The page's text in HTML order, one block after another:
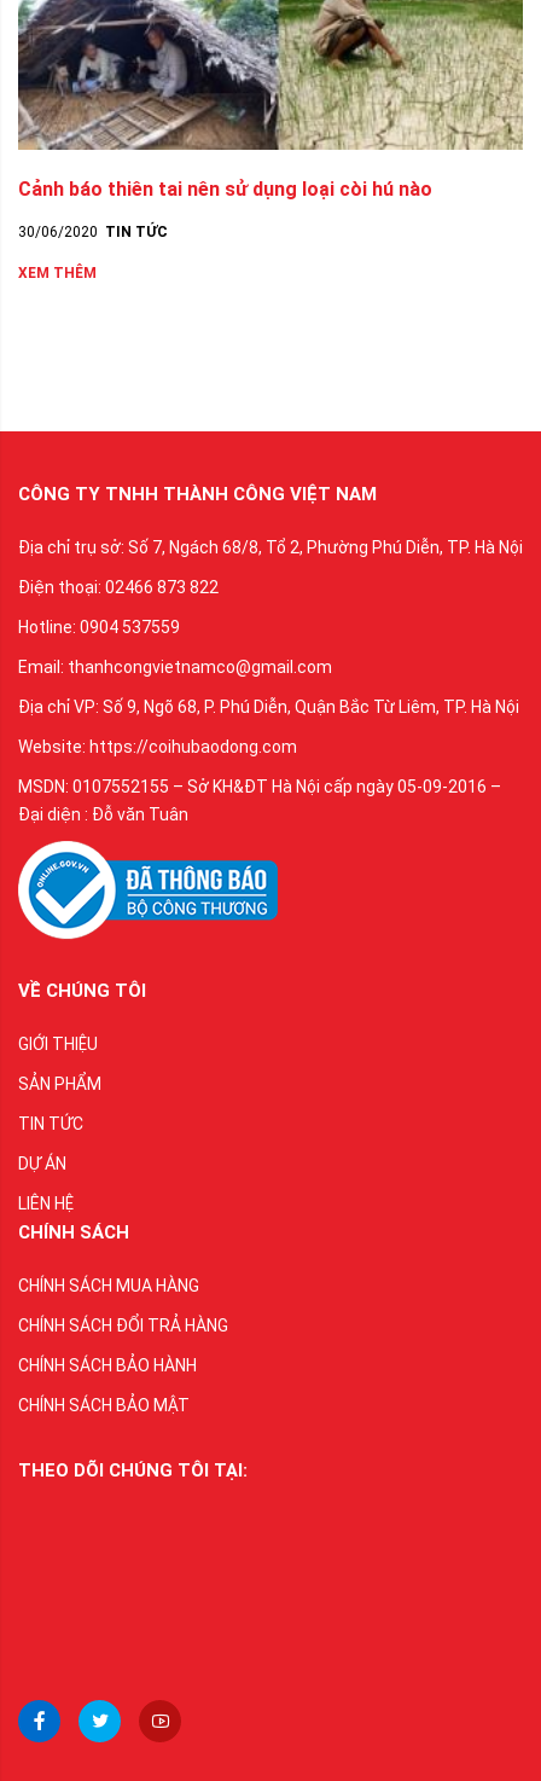
Cảnh báo thiên tai nên sử dụng loại còi hú nào
30/06/2020 TIN TỨC
XEM THÊM
CÔNG TY TNHH THÀNH CÔNG VIỆT NAM
Địa chỉ trụ sở: Số 7, Ngách 68/8, Tổ 2, Phường Phú Diễn, TP. Hà Nội
Điện thoại: 02466 873 822
Hotline: 0904 537559
Email: thanhcongvietnamco@gmail.com
Địa chỉ VP: Số 9, Ngõ 68, P. Phú Diễn, Quận Bắc Từ Liêm, TP. Hà Nội
Website: https://coihubaodong.com
MSDN: 0107552155 – Sở KH&ĐT Hà Nội cấp ngày 05-09-2016 –
Đại diện : Đỗ văn Tuân
VỀ CHÚNG TÔI
GIỚI THIỆU
SẢN PHẨM
TIN TỨC
DỰ ÁN
LIÊN HỆ
CHÍNH SÁCH
CHÍNH SÁCH MUA HÀNG
CHÍNH SÁCH ĐỔI TRẢ HÀNG
CHÍNH SÁCH BẢO HÀNH
CHÍNH SÁCH BẢO MẬT
THEO DÕI CHÚNG TÔI TẠI: